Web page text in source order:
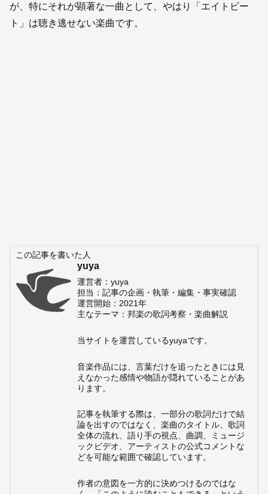
が、特にそれが顕著な一曲として、やはり「エイトビー
ト」は聴き逃せない楽曲です。
この記事を書いた人
yuya
運営者：yuya
担当：記事の企画・執筆・編集・事実確認
運営開始：2021年
主なテーマ：邦楽の歌詞考察・楽曲解説
当サイトを運営しているyuyaです。
音楽作品には、言葉だけを追ったときには見
えなかった感情や物語が隠れていることがあ
ります。
記事を執筆する際は、一部分の歌詞だけで結
論を出すのではなく、楽曲のタイトル、歌詞
全体の流れ、語り手の視点、曲調、ミュージ
ックビデオ、アーティストの公式コメントな
どを可能な範囲で確認しています。
作者の意図を一方的に決めつけるのではな